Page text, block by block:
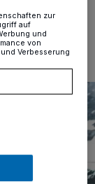
zur
auf
und
von
Verbesserung